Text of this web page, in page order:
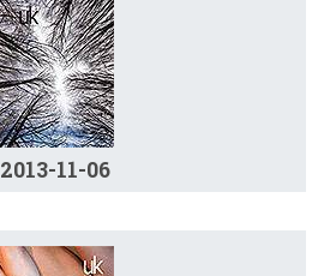
2013-11-06